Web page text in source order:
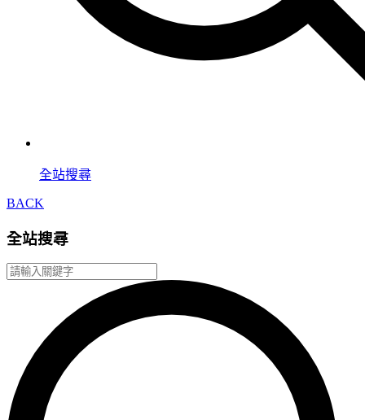
全站搜尋
BACK
全站搜尋